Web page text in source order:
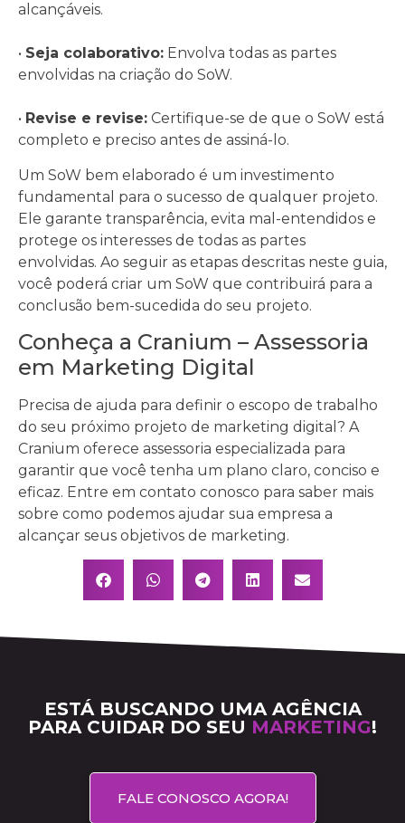
alcançáveis.
• Seja colaborativo: Envolva todas as partes
envolvidas na criação do SoW.
• Revise e revise: Certifique-se de que o SoW está
completo e preciso antes de assiná-lo.
Um SoW bem elaborado é um investimento
fundamental para o sucesso de qualquer projeto.
Ele garante transparência, evita mal-entendidos e
protege os interesses de todas as partes
envolvidas. Ao seguir as etapas descritas neste guia,
você poderá criar um SoW que contribuirá para a
conclusão bem-sucedida do seu projeto.
Conheça a Cranium – Assessoria
em Marketing Digital
Precisa de ajuda para definir o escopo de trabalho
do seu próximo projeto de marketing digital? A
Cranium oferece assessoria especializada para
garantir que você tenha um plano claro, conciso e
eficaz. Entre em contato conosco para saber mais
sobre como podemos ajudar sua empresa a
alcançar seus objetivos de marketing.
ESTÁ BUSCANDO UMA AGÊNCIA
PARA CUIDAR DO SEU MARKETING!
FALE CONOSCO AGORA!